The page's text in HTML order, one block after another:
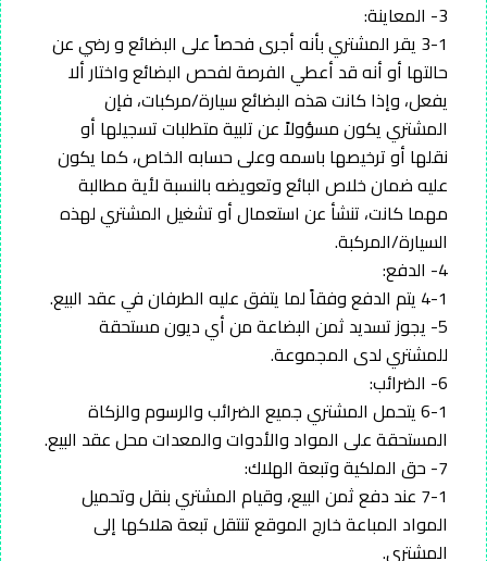
3- المعاينة:
3-1 يقر المشتري بأنه أجرى فحصاً على البضائع و رضي عن
حالتها أو أنه قد أعطي الفرصة لفحص البضائع واختار ألا
يفعل، وإذا كانت هذه البضائع سيارة/مركبات، فإن
المشتري يكون مسؤولاً عن تلبية متطلبات تسجيلها أو
نقلها أو ترخيصها باسمه وعلى حسابه الخاص، كما يكون
عليه ضمان خلاص البائع وتعويضه بالنسبة لأية مطالبة
مهما كانت، تنشأ عن استعمال أو تشغيل المشتري لهذه
السيارة/المركبة.
4- الدفع:
4-1 يتم الدفع وفقاً لما يتفق عليه الطرفان في عقد البيع.
5- يجوز تسديد ثمن البضاعة من أي ديون مستحقة
للمشتري لدى المجموعة.
6- الضرائب:
6-1 يتحمل المشتري جميع الضرائب والرسوم والزكاة
المستحقة على المواد والأدوات والمعدات محل عقد البيع.
7- حق الملكية وتبعة الهلاك:
7-1 عند دفع ثمن البيع، وقيام المشتري بنقل وتحميل
المواد المباعة خارج الموقع تنتقل تبعة هلاكها إلى
المشتري.